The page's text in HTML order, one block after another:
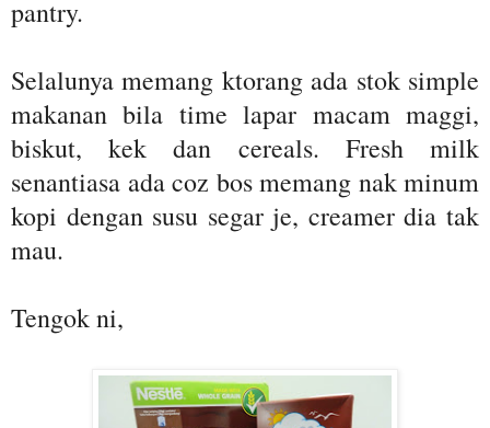
pantry.
Selalunya memang ktorang ada stok simple
makanan bila time lapar macam maggi,
biskut, kek dan cereals. Fresh milk
senantiasa ada coz bos memang nak minum
kopi dengan susu segar je, creamer dia tak
mau.
Tengok ni,